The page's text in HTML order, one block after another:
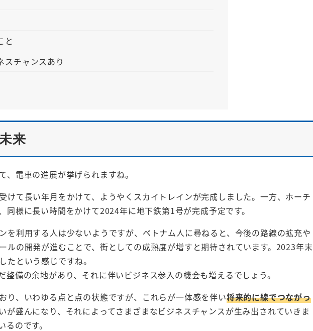
と
スチャンスあり
来
電車の進展が挙げられますね。
けて長い年月をかけて、ようやくスカイトレインが完成しました。一方、ホーチ
同様に長い時間をかけて2024年に地下鉄第1号が完成予定です。
を利用する人は少ないようですが、ベトナム人に尋ねると、今後の路線の拡充や
ルの開発が進むことで、街としての成熟度が増すと期待されています。2023年末
たという感じですね。
整備の余地があり、それに伴いビジネス参入の機会も増えるでしょう。
り、いわゆる点と点の状態ですが、これらが一体感を伴い将来的に線でつながっ
が盛んになり、それによってさまざまなビジネスチャンスが生み出されていきま
のです。